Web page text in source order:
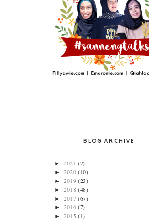
BLOG ARCHIVE
►2021(7)
►2020(10)
►2019(23)
►2018(48)
►2017(67)
►2016(7)
►2015(1)